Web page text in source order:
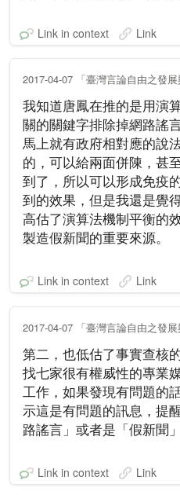
Link in context Link
2017-04-07 「臺灣言論自由之發
我知道唐鳳在推的是用演
關的關鍵字排除掉網路謠
馬上就有政府相對應的說
的，可以給兩面併陳，甚
到了，所以可以形成免疫
到的效果，但是我還是覺
高估了演算法機制平衡的
製造假新聞的重要來源。
Link in context Link
2017-04-07 「臺灣言論自由之發
第二，也低估了事實查核
找七家很有權威性的專業
工作，如果發現有問題的
示這是有問題的訊息，提
路謠言」或者是「假新聞」
Link in context Link